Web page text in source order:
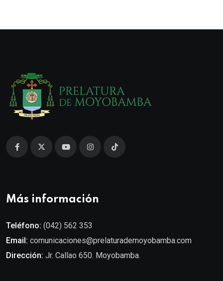
Más información
Teléfono: (042) 562 353
Email: comunicaciones@prelaturademoyobamba.com
Dirección: Jr. Callao 650. Moyobamba.